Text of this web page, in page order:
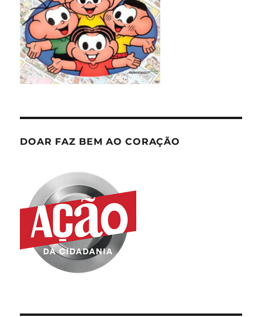
DOAR FAZ BEM AO CORAÇÃO